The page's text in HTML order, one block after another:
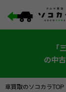
「
の中
車買取のソコカラTOP